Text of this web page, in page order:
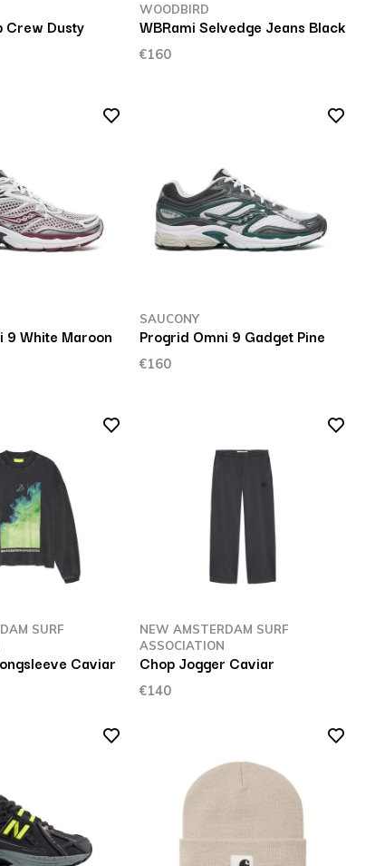
Crew Dusty
WOODBIRD
WBRami Selvedge Jeans Black
€160
9 White Maroon
SAUCONY
Progrid Omni 9 Gadget Pine
€160
SURF
Caviar
NEW AMSTERDAM SURF
ASSOCIATION
Chop Jogger Caviar
€140